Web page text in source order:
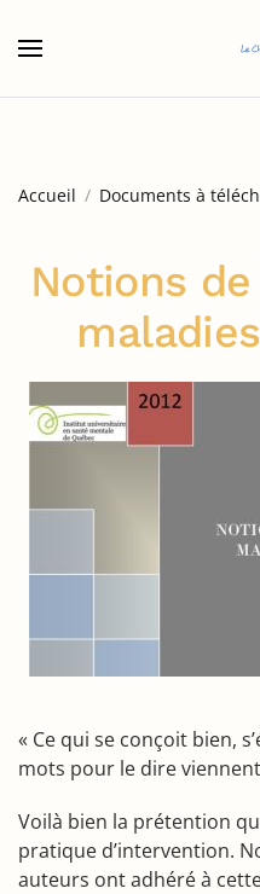
Accueil Documents à
Notions
« Ce qui se conçoit bien,
mots pour le dire
Voilà bien la prétention
pratique d’intervention.
auteurs ont adhéré à